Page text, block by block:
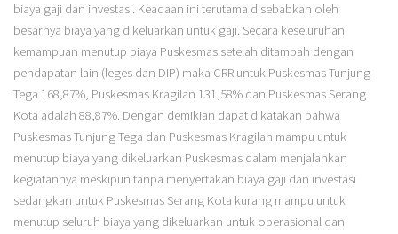
biaya gaji dan investasi. Keadaan ini terutama disebabkan oleh
besarnya biaya yang dikeluarkan untuk gaji. Secara keseluruhan
kemampuan menutup biaya Puskesmas setelah ditambah dengan
pendapatan lain (leges dan DIP) maka CRR untuk Puskesmas Tunjung
Tega 168,87%, Puskesmas Kragilan 131,58% dan Puskesmas Serang
Kota adalah 88,87%. Dengan demikian dapat dikatakan bahwa
Puskesmas Tunjung Tega dan Puskesmas Kragilan mampu untuk
menutup biaya yang dikeluarkan Puskesmas dalam menjalankan
kegiatannya meskipun tanpa menyertakan biaya gaji dan investasi
sedangkan untuk Puskesmas Serang Kota kurang mampu untuk
menutup seluruh biaya yang dikeluarkan untuk operasional dan